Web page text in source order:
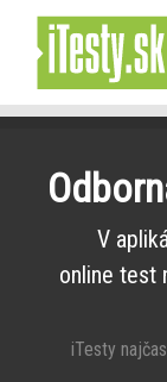
V
online test
iTesty